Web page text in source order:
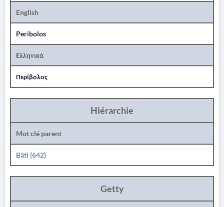
English
Peribolos
Ελληνικά
Περίβολος
Hiérarchie
Mot clé parent
Bâti (642)
Getty